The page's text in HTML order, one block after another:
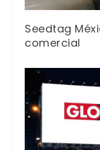
Seedtag
comercial